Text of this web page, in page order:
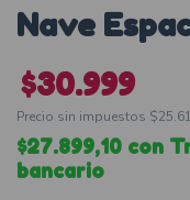
Nave
$30.999
Precio sin impuestos
$27.899,10 con
bancario